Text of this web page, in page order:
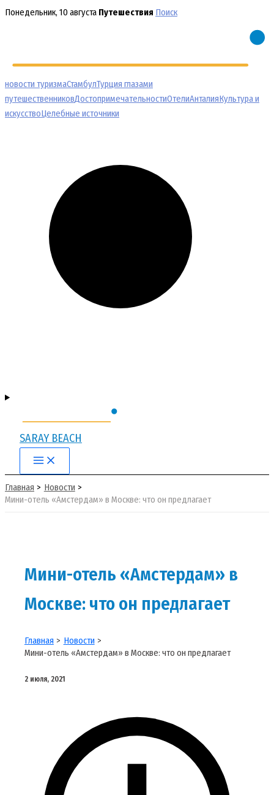
Перейти
Понедельник, 10 августа Путешествия Поиск
новости туризмаСтамбулТурция глазами
путешественниковДостопримечательностиОтелиАнталияКультура и
искусствоЦелебные источники
SARAY BEACH
Main
Menu
Главная
Новости
Мини-отель «Амстердам» в Москве: что он предлагает
Мини-отель «Амстердам» в
Москве: что он предлагает
Главная
Новости
Мини-отель «Амстердам» в Москве: что он предлагает
2 июля, 2021